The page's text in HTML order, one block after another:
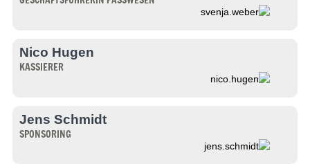
svenja.weber
Nico Hugen
KASSIERER
nico.hugen
Jens Schmidt
SPONSORING
jens.schmidt